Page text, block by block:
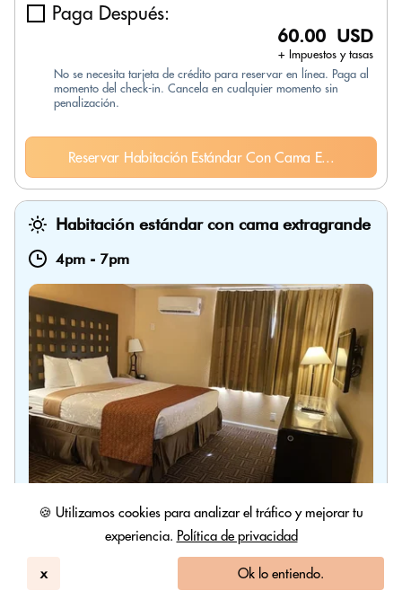
🍪 Utilizamos cookies para analizar el tráfico y mejorar tu
experiencia. Política de privacidad
x Ok lo entiendo.
Paga Después:
60.00 USD
+ Impuestos y tasas
No se necesita tarjeta de crédito para reservar en línea. Paga al
momento del check-in. Cancela en cualquier momento sin
penalización.
Reservar Habitación Estándar Con Cama E...
Habitación estándar con cama extragrande
4pm - 7pm
Asignación precisa de habitación al momento del
check-in. So...
Mostrar descripción completa